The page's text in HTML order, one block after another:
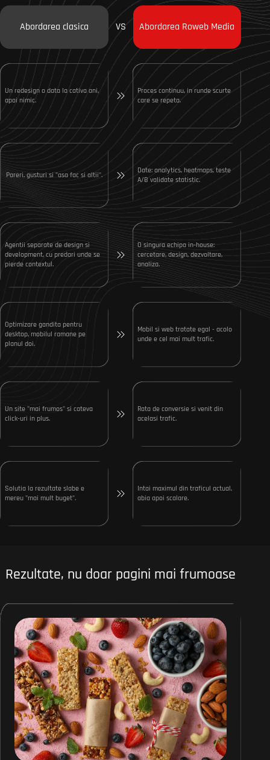
Abordarea clasica VS Abordarea Roweb Media
Un redesign o data la cativa ani,
apoi nimic.
Proces continuu, in runde scurte
care se repeta.
Pareri, gusturi si "asa fac si altii".
Date: analytics, heatmaps, teste
A/B validate statistic.
Agentii separate de design si
development, cu predari unde se
pierde contextul.
O singura echipa in-house:
cercetare, design, dezvoltare,
analiza.
Optimizare gandita pentru
desktop, mobilul ramane pe
planul doi.
Mobil si web tratate egal - acolo
unde e cel mai mult trafic.
Un site "mai frumos" si cateva
click-uri in plus.
Rata de conversie si venit din
acelasi trafic.
Solutia la rezultate slabe e
mereu "mai mult buget".
Intai maximul din traficul actual,
abia apoi scalare.
Rezultate, nu doar pagini mai frumoase